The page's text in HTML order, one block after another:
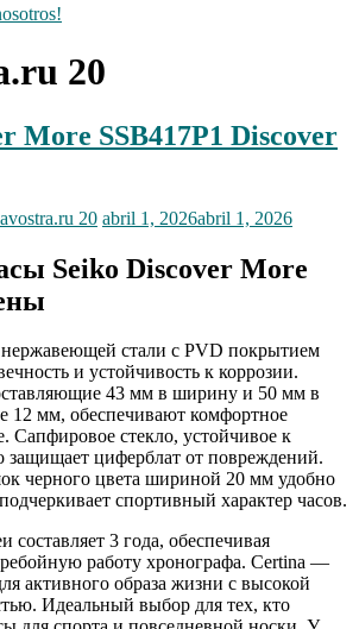
20
More SSB417P1 Discover
20 abril 1, 2026abril 1, 2026
Seiko Discover More
стали с PVD покрытием
и устойчивость к коррозии.
43 мм в ширину и 50 мм в
12 мм, обеспечивают комфортное
Сапфировое стекло, устойчивое к
защищает циферблат от повреждений.
черного цвета шириной 20 мм удобно
спортивный характер часов.
составляет 3 года, обеспечивая
работу хронографа. Certina —
активного образа жизни с высокой
Идеальный выбор для тех, кто